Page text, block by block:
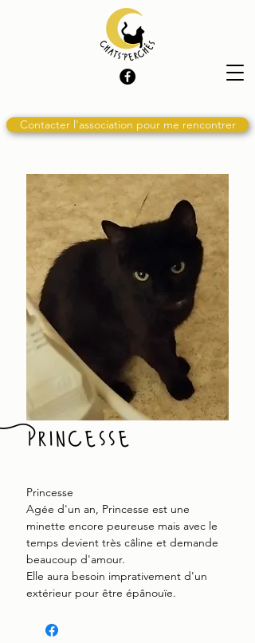
Contacter l'association pour me rencontrer
Princesse
Princesse
Agée d'un an, Princesse est une
minette encore peureuse mais avec le
temps devient très câline et demande
beaucoup d'amour.
Elle aura besoin imprativement d'un
extérieur pour être épânouïe.